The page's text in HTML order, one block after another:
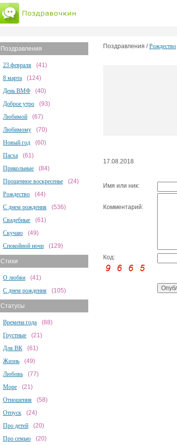
Поздравления
23 февраля
(41)
8 марта
(124)
День ВМФ
(40)
Доброе утро
(93)
Любимой
(67)
Любимому
(70)
Новый год
(60)
Пасха
(61)
Прикольные
(84)
Прощенное воскресенье
(24)
Рождество
(44)
С днем рождения
(536)
Свадебные
(61)
Скучаю
(49)
Спокойной ночи
(129)
Стихи
О любви
(41)
С днем рождения
(105)
Статусы
Времена года
(88)
Грустные
(21)
Для ВК
(61)
Жизнь
(49)
Любовь
(77)
Море
(21)
Отношения
(58)
Отпуск
(24)
Про детей
(20)
Про семью
(20)
Поздравления /Рождество
17.08.2018
Имя или ник:
Комментарий:
Код: